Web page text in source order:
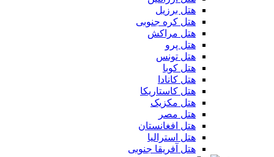
هتل برزیل
هتل کره جنوبی
هتل مراکش
هتل پرو
هتل تونس
هتل کوبا
هتل کانادا
هتل کاستاریکا
هتل مکزیک
هتل مصر
هتل افغانستان
هتل استرالیا
هتل آفریقا جنوبی